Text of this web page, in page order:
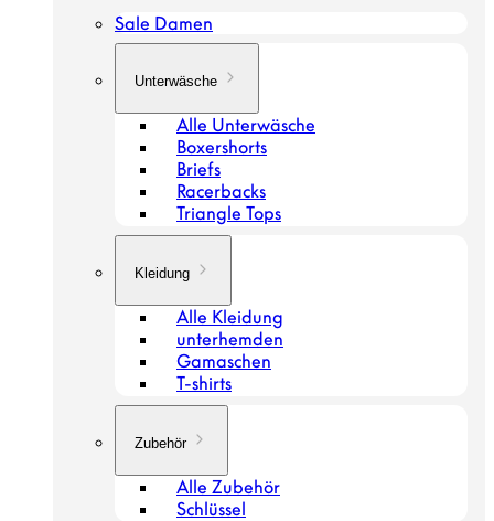
Sale Damen
Unterwäsche
Alle Unterwäsche
Boxershorts
Briefs
Racerbacks
Triangle Tops
Kleidung
Alle Kleidung
unterhemden
Gamaschen
T-shirts
Zubehör
Alle Zubehör
Schlüssel